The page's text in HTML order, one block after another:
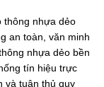
thông nhựa dẻo
an toàn, văn minh
nhựa dẻo bền
tín hiệu trực
và tuân thủ quy